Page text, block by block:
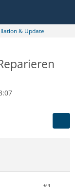
& Update